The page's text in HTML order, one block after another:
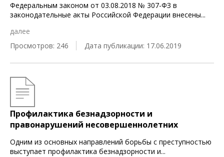
Федеральным законом от 03.08.2018 № 307-ФЗ в
законодательные акты Российской Федерации внесены...
далее
Просмотров: 246
Дата публикации: 17.06.2019
Профилактика безнадзорности и
правонарушений несовершеннолетних
Одним из основных направлений борьбы с преступностью
выступает профилактика безнадзорности и...